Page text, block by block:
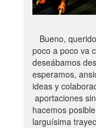
Bueno,
poco a poco va
deseábamos
esperamos,
ideas y
aportaciones
hacemos
larguísima